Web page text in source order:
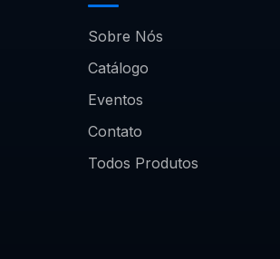
Sobre Nós
Catálogo
Eventos
Contato
Todos Produtos